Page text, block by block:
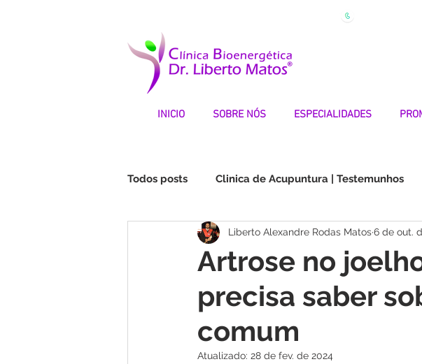
INICIO SOBRE NÓS ESPECIALIDADES
Todos posts Clinica de Acupuntura | Testemunhos
Fibromialgia | Testemunhos Choque na Orelha
STOP DEPRESSÃO | Testemunhos Medicina
Artrose no
precisa saber
comum
Liberto Alexandre Rodas Matos6 de out.
Atualizado: 28 de fev. de 2024